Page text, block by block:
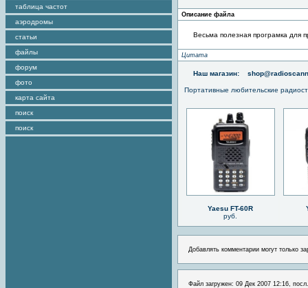
таблица частот
аэродромы
статьи
файлы
форум
фото
карта сайта
поиск
поиск
Описание файла
Весьма полезная програмка для
Цитата
Наш магазин:
Портативные любительские
Yaesu FT-60R
руб.
Добавлять комментарии могут только
Файл загружен: 09 Дек 2007 12:16,